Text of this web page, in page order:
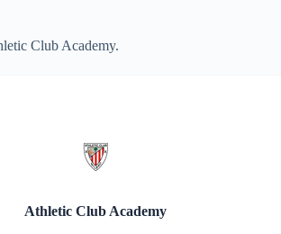
Club Academy.
Athletic Club Academy